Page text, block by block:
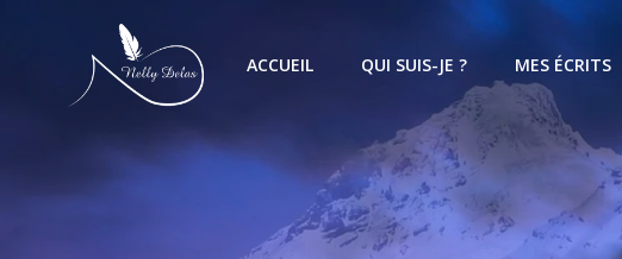
ACCUEIL QUI SUIS-JE ? MES ÉCRITS